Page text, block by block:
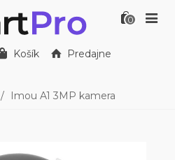
0
Košík Predajne
/ Imou A1 3MP kamera